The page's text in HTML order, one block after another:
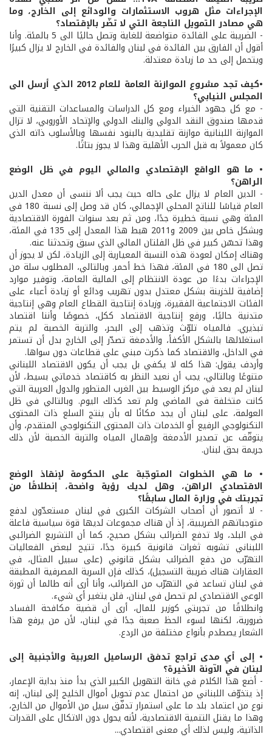
الإجراءات مثل هروب الاستثمارات والودائع إلى الخارج، وما
هي مصادر التمويل الناجعة التي لا تضّر بالإقتصاد؟
- الضريبة على الفائدة متواضعة للغاية وتصل حاليًا الى 5 بالمئة. وأنا
أقول أن الفارق بين الفائدة في لبنان والفائدة في الخارج لا يزال كبيرًا
ويتحمل إلى حد ما زيادة معتدلة.
•كيف تجد مشروع الموازنة العامة للعام 2012 الذي أرسل الى
المجلس النيابي؟
- مع كل جهود الخبراء ومع كل الدراسات والمساعدات التقنية التي
قدمها صندوق النقد الدولي والبنك الدولي والإتحاد الأوروبي، لا تزال
الموازنة اللبنانية موازنة تقليدية بالبنود نفسها وبالأسلوب ذاته الذي
كان معمولاً به قبل الحرب الأهلية وهذا لا يجوز بتاتًا.
• ما هو الواقع الإقتصادي والمالي اليوم في ظل الوضع
الراهن؟
- الدين العام لا يزال على حاله حيث يجب ألا ننسى أن معدل الدين
العام قياسًا للناتج المحلي الإجمالي، كان قد وصل إلى نسبة 180 في
المئة وهي نسبة خطيرة جدًا، ومن ثم بعد سنوات الفورة الاقتصادية
وبشكل خاص بين 2009 و2011 هبط هذا المعدل إلى 135 في المئة،
وهذا تحسّن كبير في ظل الفلتان المالي الذي سبق وتحدثنا عنه.
وهناك إمكان لعودة هذه النسبة المعيارية إلى الزيادة، لكن لا يجوز أن
تصل الى 180 في المئة، فهذا خط أحمر. وبالتالي، المطلوب سلة من
الإجراءات بدءًا من عودة الانتظام إلى المالية العامة، وتوفير موارد
إضافية للخزينة بشكل معتدل بدون تهريب ودائع أو زيادة أعباء على
الفئات الاجتماعية الفقيرة، وزيادة إنتاجية القطاع العام وهي إنتاجية
متدنية حاليًا، ورفع إنتاجية الاقتصاد ككل، خصوصًا وأننا اقتصاد
تبذيري. فالمياه تلوّث وتذهب إلى البحر، والتربة الخصبة لم يتم
استغلالها بالشكل الأكفأ، والأدمغة تصدّر إلى الخارج بدل أن تستمر
في الداخل، والاقتصاد كما ذكرت مبني على قطاعات دون سواها.
وأردف يقول: هذا كله لا يكفي بل يجب أن يكون الاقتصاد اللبناني
متنوعًا وبالتالي، يجب أن نعيد النظر به كاقتصاد خدماتي بسيط، لأن
لبنان لم يعد في مركز الوسيط بين الغرب المتطور والدول العربية التي
كانت متخلفة في الماضي ولم تعد كذلك اليوم. وبالتالي في ظل
العولمة، على لبنان أن يجد مكانًا له بأن ينتج السلع ذات المحتوى
التكنولوجي الرفيع أو الخدمات ذات المحتوى التكنولوجي المتقدم، وأن
يتوقّف عن تصدير الأدمغة وإهمال المياه والتربة الخصبة لأن ذلك
جريمة بحق لبنان.
• ما هي الخطوات المتوجّبة على الحكومة لإنقاذ الوضع
الاقتصادي الراهن، وهل لديك رؤية واضحة، إنطلاقًا من
تجربتك في وزارة المال سابقًا؟
- لا أتصور أن أصحاب الشركات الكبرى في لبنان مستعدّون لدفع
متوجباتهم الضريبية، إذ أن هناك مجموعات لديها قوة سياسية فاعلة
في البلد، ولا تدفع الضرائب بشكل صحيح، كما أن التشريع الضرائبي
اللبناني تشوبه ثغرات قانونية كبيرة جدًا، تتيح لبعض الفعاليات
التهرّب من دفع الضرائب بشكل قانوني (على سبيل المثال، في
العقارات هناك ضريبة التسجيل)، كذلك فإن السرية المصرفية المطبقة
في لبنان تساعد في التهرّب من الضرائب، وأنا أرى أنه طالما أن ثورة
الوعي الاقتصادي لم تحصل في لبنان، فلن يتغير أي شيء.
وانطلاقًا من تجربتي كوزير للمال، أرى أن قضية مكافحة الفساد
ضرورية، لكنها لسوء الحظ صعبة جدًا في لبنان، لأن من يرفع هذا
الشعار يصطدم بأنواع مختلفة من الردع.
• إلى أي مدى تراجع تدفق الرساميل العربية والأجنبية إلى
لبنان في الآونة الأخيرة؟
- أضع هذا الكلام في خانة التهويل الكبير الذي بدأ منذ بداية الإعمار،
إذ يتخوّف اللبناني من احتمال عدم تحويل أموال الخليج إلى لبنان، إنه
نوع من اعتماد بلد ما على استمرار تدفّق سيل من الأموال من الخارج،
وهذا ما يقتل التنمية الاقتصادية، لأنه يحول دون الاتكال على القدرات
الذاتية، وليس لذلك أي معنى اقتصادي...